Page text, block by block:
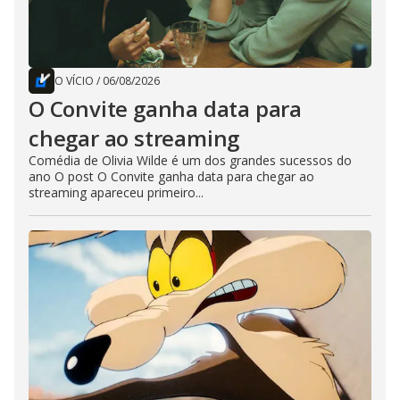
O VÍCIO / 06/08/2026
O Convite ganha data para
chegar ao streaming
Comédia de Olivia Wilde é um dos grandes sucessos do
ano O post O Convite ganha data para chegar ao
streaming apareceu primeiro...